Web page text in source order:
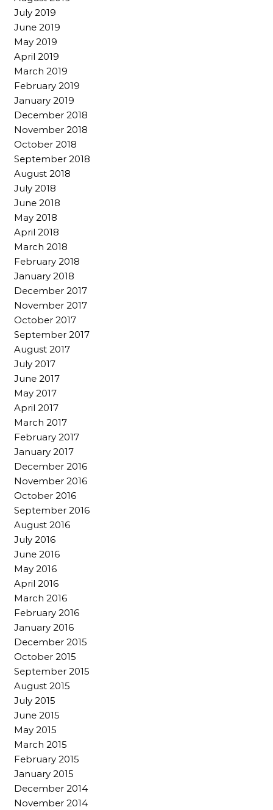
July 2019
June 2019
May 2019
April 2019
March 2019
February 2019
January 2019
December 2018
November 2018
October 2018
September 2018
August 2018
July 2018
June 2018
May 2018
April 2018
March 2018
February 2018
January 2018
December 2017
November 2017
October 2017
September 2017
August 2017
July 2017
June 2017
May 2017
April 2017
March 2017
February 2017
January 2017
December 2016
November 2016
October 2016
September 2016
August 2016
July 2016
June 2016
May 2016
April 2016
March 2016
February 2016
January 2016
December 2015
October 2015
September 2015
August 2015
July 2015
June 2015
May 2015
March 2015
February 2015
January 2015
December 2014
November 2014